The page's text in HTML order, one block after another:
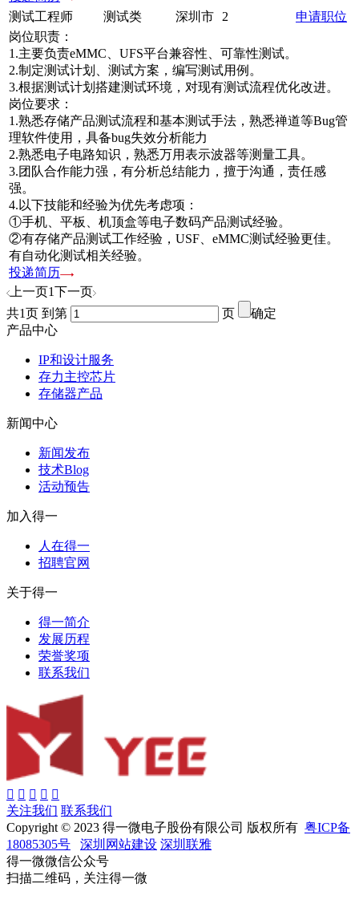
测试工程师
测试类 深圳市 2
申请职位
岗位职责：
1.主要负责eMMC、UFS平台兼容性、可靠性测试。
2.制定测试计划、测试方案，编写测试用例。
3.根据测试计划搭建测试环境，对现有测试流程优化改进。
岗位要求：
1.熟悉存储产品测试流程和基本测试手法，熟悉禅道等Bug管
理软件使用，具备bug失效分析能力
2.熟悉电子电路知识，熟悉万用表示波器等测量工具。
3.团队合作能力强，有分析总结能力，擅于沟通，责任感
强。
4.以下技能和经验为优先考虑项：
①手机、平板、机顶盒等电子数码产品测试经验。
②有存储产品测试工作经验，USF、eMMC测试经验更佳。
有自动化测试相关经验。
投递简历
上一页1下一页
共1页 到第
页
确定
产品中心
IP和设计服务
存力主控芯片
存储器产品
新闻中心
新闻发布
技术Blog
活动预告
加入得一
人在得一
招聘官网
关于得一
得一简介
发展历程
荣誉奖项
联系我们
关注我们 联系我们
Copyright © 2023 得一微电子股份有限公司 版权所有 粤ICP备
18085305号
深圳网站建设 深圳联雅
得一微微信公众号
扫描二维码，关注得一微